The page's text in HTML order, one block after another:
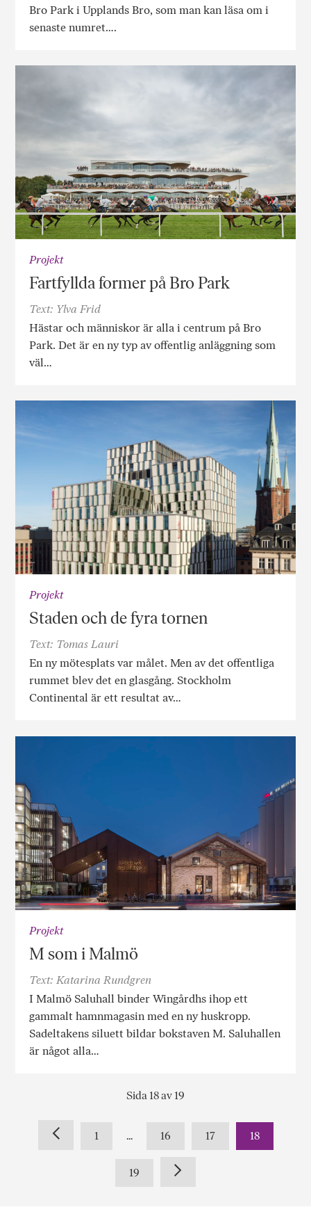
Bro Park i Upplands Bro, som man kan läsa om i
senaste numret….
Projekt
Fartfyllda former på Bro Park
Text: Ylva Frid
Hästar och människor är alla i centrum på Bro
Park. Det är en ny typ av offentlig anläggning som
väl…
Projekt
Staden och de fyra tornen
Text: Tomas Lauri
En ny mötesplats var målet. Men av det offentliga
rummet blev det en glasgång. Stockholm
Continental är ett resultat av…
Projekt
M som i Malmö
Text: Katarina Rundgren
I Malmö Saluhall binder Wingårdhs ihop ett
gammalt hamnmagasin med en ny huskropp.
Sadeltakens siluett bildar bokstaven M. Saluhallen
är något alla…
Sida 18 av 19
1 ... 16 17 18
19